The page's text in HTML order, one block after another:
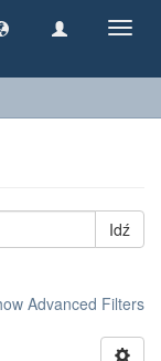
Idź
Advanced Filters